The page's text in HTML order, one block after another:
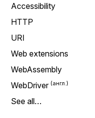
Accessibility
HTTP
URI
Web extensions
WebAssembly
WebDriver
See all…